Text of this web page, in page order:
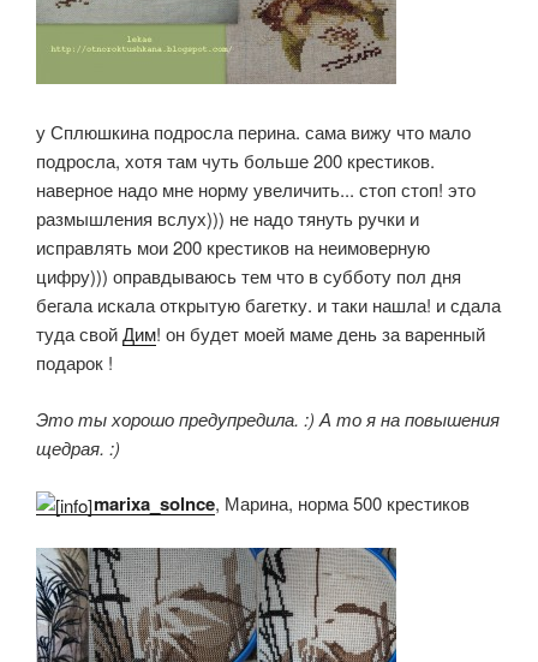
у Сплюшкина подросла перина. сама вижу что мало
подросла, хотя там чуть больше 200 крестиков.
наверное надо мне норму увеличить... стоп стоп! это
размышления вслух))) не надо тянуть ручки и
исправлять мои 200 крестиков на неимоверную
цифру))) оправдываюсь тем что в субботу пол дня
бегала искала открытую багетку. и таки нашла! и сдала
туда свойДим! он будет моей маме день за варенный
подарок !
Это ты хорошо предупредила. :) А то я на повышения
щедрая. :)
marixa_solnce, Марина, норма 500 крестиков